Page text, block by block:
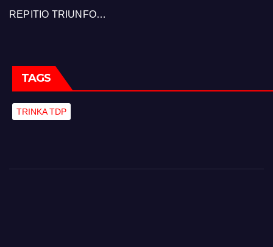
REPITIO TRIUNFO…
TAGS
TRINKA TDP